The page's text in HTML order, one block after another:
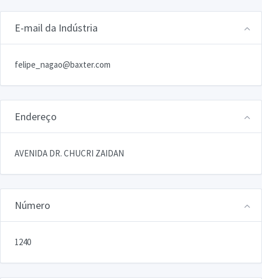
E-mail da Indústria
felipe_nagao@baxter.com
Endereço
AVENIDA DR. CHUCRI ZAIDAN
Número
1240